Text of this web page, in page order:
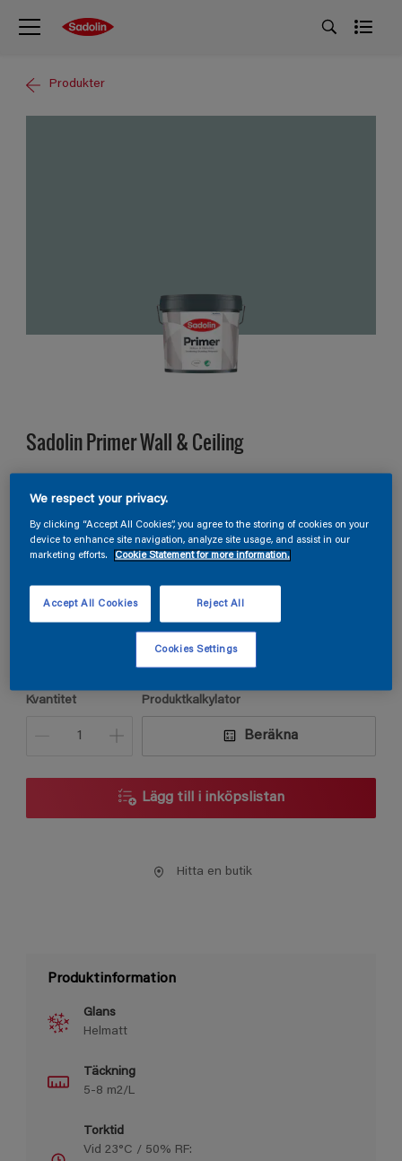
Produkter
Sadolin Primer Wall & Ceiling
S 3010-B30G
Förpackningsstorlek
5L
Kvantitet Produktkalkylator
Beräkna
Lägg till i inköpslistan
Hitta en butik
Produktinformation
Glans
Helmatt
Täckning
5-8 m2/L
Torktid
Vid 23°C / 50% RF:
We respect your privacy.
By clicking “Accept All Cookies”, you agree to the storing of cookies on your
device to enhance site navigation, analyze site usage, and assist in our
marketing efforts.
Cookie Statement for more information.
Reject All
Accept All Cookies
Cookies Settings